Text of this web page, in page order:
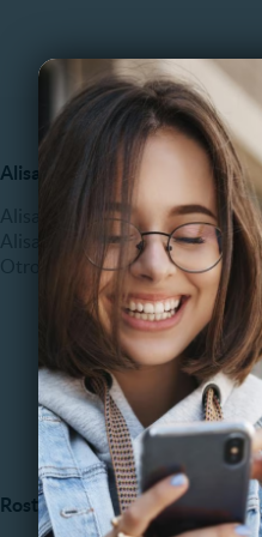
Alisados
Alisado Brasilero
Alisado Keratina
Rostro y piel